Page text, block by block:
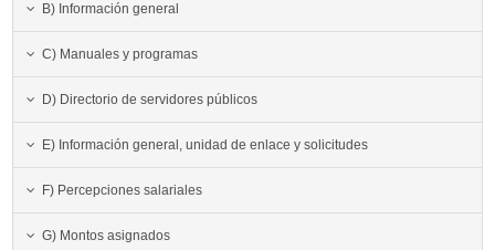
B) Información general
C) Manuales y programas
D) Directorio de servidores públicos
E) Información general, unidad de enlace y solicitudes
F) Percepciones salariales
G) Montos asignados